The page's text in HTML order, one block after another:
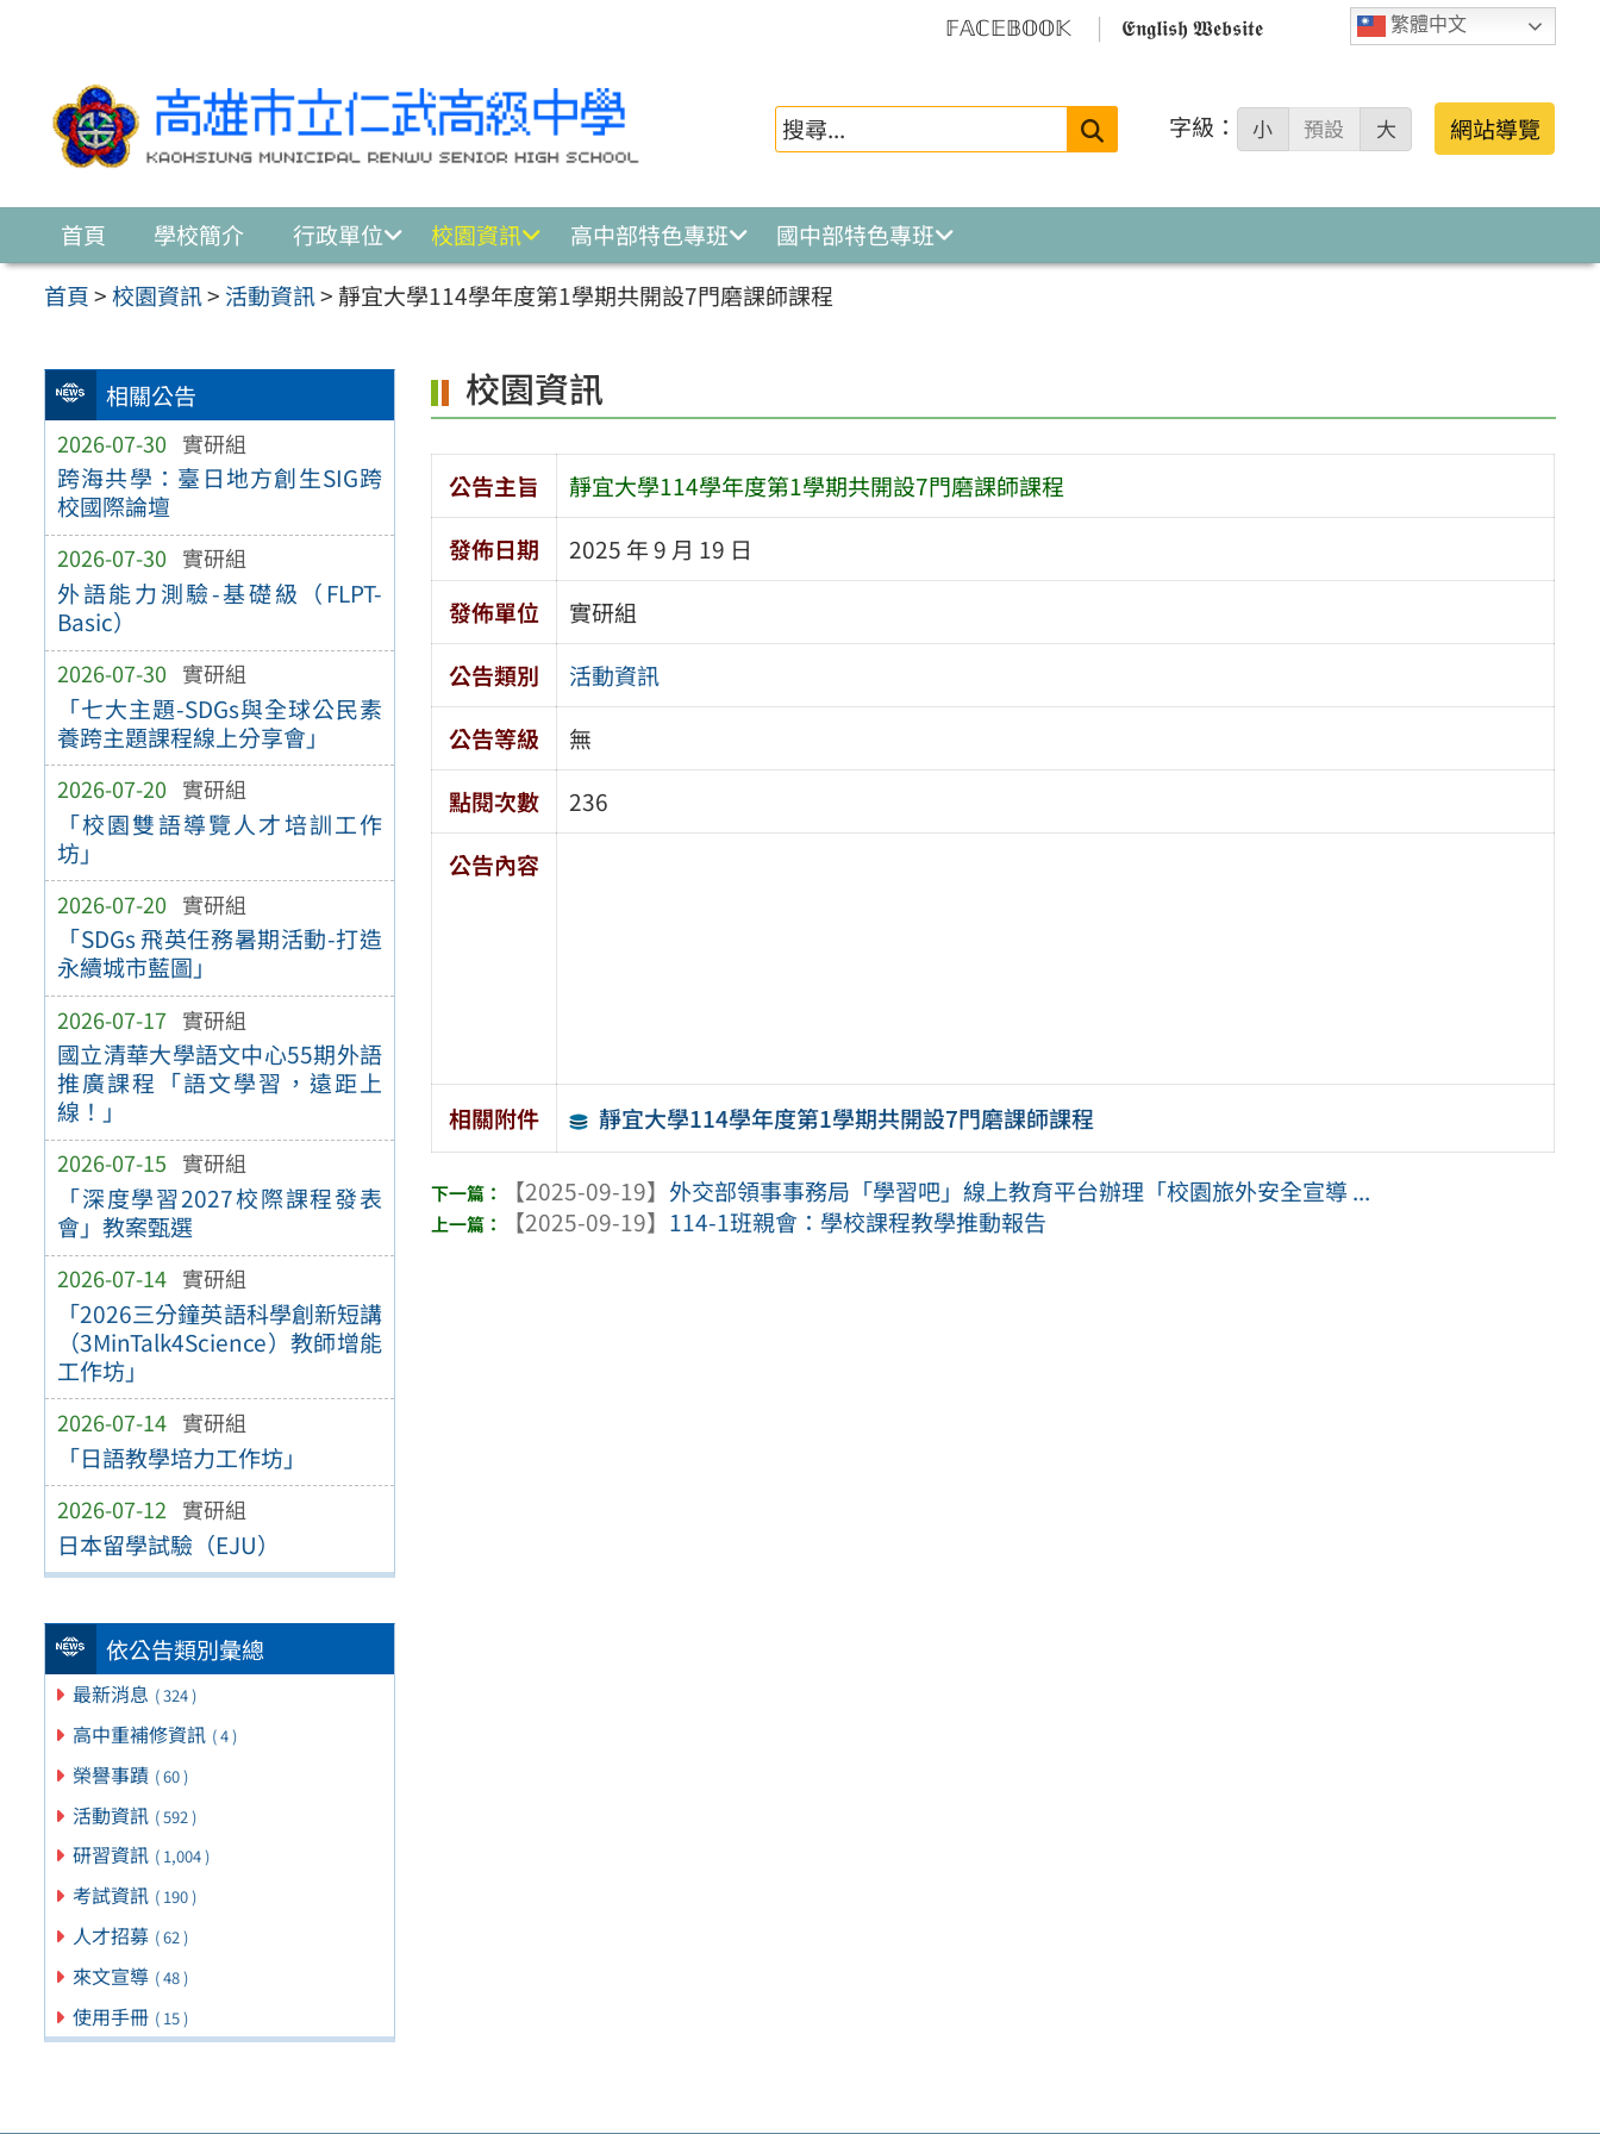
繁體中文
𝔽𝔸ℂ𝔼𝔹𝕆𝕆𝕂 𝕰𝖓𝖌𝖑𝖎𝖘𝖍 𝖂𝖊𝖇𝖘𝖎𝖙𝖊
搜
字級： 小 預設 大 網站導覽
首頁 學校簡介 行政單位 校園資訊 高中部特色專班
國中部特色專班
首頁>校園資訊> 活動資訊> 靜宜大學114學年度第1學期共開設7門磨課師課程
相關公告
2026-07-30 實研組
跨海共學：臺日地方創生SIG跨
校國際論壇
2026-07-30 實研組
外語能力測驗-基礎級（FLPT-
Basic）
2026-07-30 實研組
「七大主題-SDGs與全球公民素
養跨主題課程線上分享會」
2026-07-20 實研組
「校園雙語導覽人才培訓工作
坊」
2026-07-20 實研組
「SDGs 飛英任務暑期活動-打造
永續城市藍圖」
2026-07-17 實研組
國立清華大學語文中心55期外語
推廣課程「語文學習，遠距上
線！」
2026-07-15 實研組
「深度學習2027校際課程發表
會」教案甄選
2026-07-14 實研組
「2026三分鐘英語科學創新短講
（3MinTalk4Science）教師增能
工作坊」
2026-07-14 實研組
「日語教學培力工作坊」
2026-07-12 實研組
日本留學試驗（EJU）
依公告類別彙總
最新消息 ( 324 )
高中重補修資訊 ( 4 )
榮譽事蹟 ( 60 )
活動資訊 ( 592 )
研習資訊 ( 1,004 )
考試資訊 ( 190 )
人才招募 ( 62 )
來文宣導 ( 48 )
使用手冊 ( 15 )
校園資訊
公告主旨
靜宜大學114學年度第1學期共開設7門磨課師課程
發佈日期
2025 年 9 月 19 日
發佈單位
實研組
公告類別
活動資訊
公告等級
無
點閱次數
236
公告內容
相關附件 靜宜大學114學年度第1學期共開設7門磨課師課程
【2025-09-19】 外交部領事事務局「學習吧」線上教育平台辦理「校園旅外安全宣導 ...
【2025-09-19】 114-1班親會：學校課程教學推動報告